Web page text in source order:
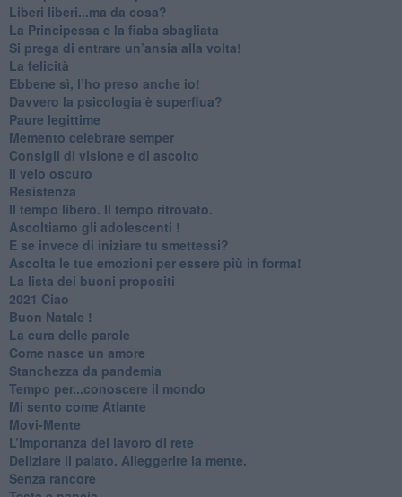
​Liberi liberi...ma da cosa?
​La Principessa e la fiaba sbagliata
Si prega di entrare un’ansia alla volta!
​La felicità
​Ebbene sì, l’ho preso anche io!
​Davvero la psicologia è superflua?
Paure legittime
​Memento celebrare semper
​Consigli di visione e di ascolto
​Il velo oscuro
Resistenza
​Il tempo libero. Il tempo ritrovato.
Ascoltiamo gli adolescenti !
​E se invece di iniziare tu smettessi?
​Ascolta le tue emozioni per essere più in forma!
​La lista dei buoni propositi
2021 Ciao
Buon Natale !
​La cura delle parole
​Come nasce un amore
Stanchezza da pandemia
​Tempo per...conoscere il mondo
​Mi sento come Atlante
​Movi-Mente
​L’importanza del lavoro di rete
​Deliziare il palato. Alleggerire la mente.
​Senza rancore